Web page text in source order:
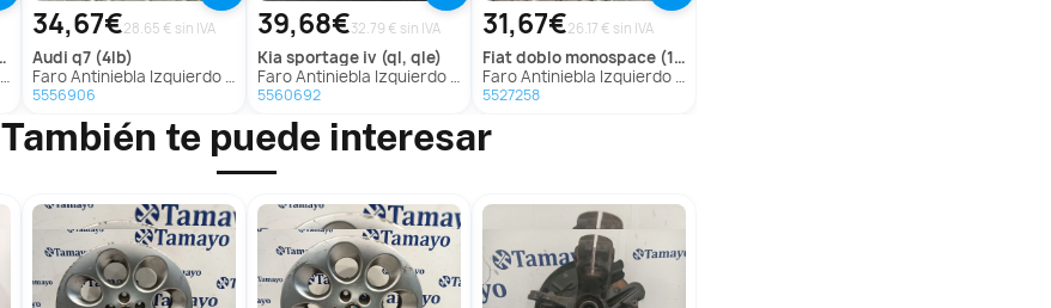
34,67€28.65 € sin IVA
audi q7 (4lb)
Faro Antiniebla Izquierdo para Audi Q7 (4Lb)
5556906
39,68€32.79 € sin IVA
kia sportage iv (ql, qle)
Faro Antiniebla Izquierdo para Kia Sportage Iv (Ql, Qle)
5560692
31,67€26.17 € sin IVA
fiatdoblo monospace (119_, 223_)
Faro Antiniebla Izquierdo para Fiat Doblo Monospace (119_, 223_)
5527258
También te puede interesar